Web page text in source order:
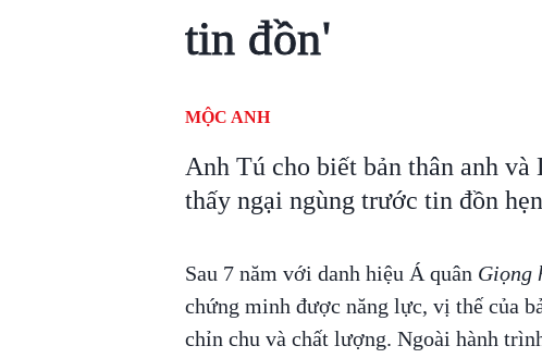
tin đồn'
MỘC ANH
Anh Tú cho biết bản thân anh
thấy ngại ngùng trước tin đồn
Sau 7 năm với danh hiệu Á quân Giọng
chứng minh được năng lực, vị thế của
chỉn chu và chất lượng. Ngoài hành